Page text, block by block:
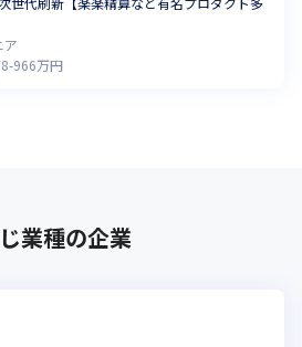
ア
-966万円
業種の企業